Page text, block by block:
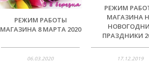
РЕЖИМ РАБОТЫ
МАГАЗИНА 8 МАРТА 2020
06.03.2020
РЕЖИМ
МАГАЗИНА
ПРАЗДНИКИ
17.12.2019